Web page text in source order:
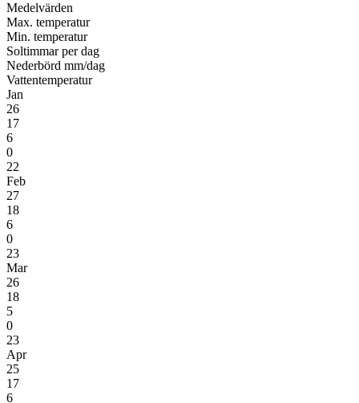
Medel­värden
Max. temperatur
Min. temperatur
Soltimmar per dag
Nederbörd mm/dag
Vatten­temperatur
Jan
26
17
6
0
22
Feb
27
18
6
0
23
Mar
26
18
5
0
23
Apr
25
17
6